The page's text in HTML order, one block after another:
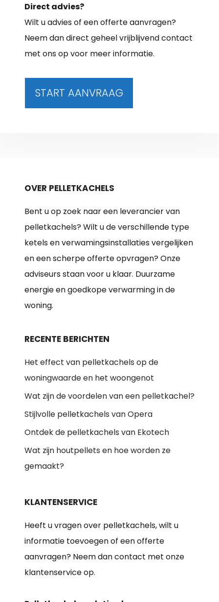
Direct advies?
Wilt u advies of een offerte aanvragen?
Neem dan direct geheel vrijblijvend contact
met ons op voor meer informatie.
START AANVRAAG
OVER PELLETKACHELS
Bent u op zoek naar een leverancier van
pelletkachels? Wilt u de verschillende type
ketels en verwamingsinstallaties vergelijken
en een scherpe offerte opvragen? Onze
adviseurs staan voor u klaar. Duurzame
energie en goedkope verwarming in de
woning.
RECENTE BERICHTEN
Het effect van pelletkachels op de
woningwaarde en het woongenot
Wat zijn de voordelen van een pelletkachel?
Stijlvolle pelletkachels van Opera
Ontdek de pelletkachels van Ekotech
Wat zijn houtpellets en hoe worden ze
gemaakt?
KLANTENSERVICE
Heeft u vragen over pelletkachels, wilt u
informatie toevoegen of een offerte
aanvragen? Neem dan contact met onze
klantenservice op.